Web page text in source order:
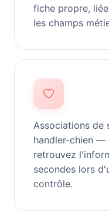
fiche propre,
les champs
Associations de
handler-chien
retrouvez
secondes lors
contrôle.